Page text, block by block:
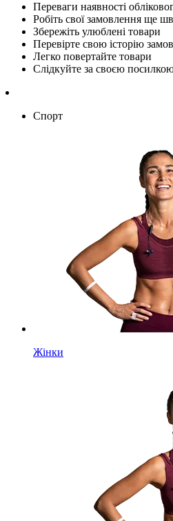
Переваги наявності
Робіть свої замовлення ще
Збережіть улюблені товари
Перевірте свою історію
Легко повертайте товари
Слідкуйте за своєю
Спорт
Жінки